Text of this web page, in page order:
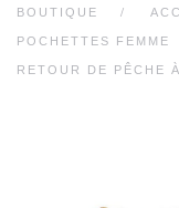
BOUTIQUE
POCHETTES FEMME
RETOUR DE PÊCHE